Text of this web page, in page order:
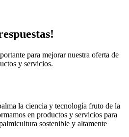
para mejorar nuestra oferta de
y servicios.
la ciencia y tecnología fruto de la
en productos y servicios para
sostenible y altamente